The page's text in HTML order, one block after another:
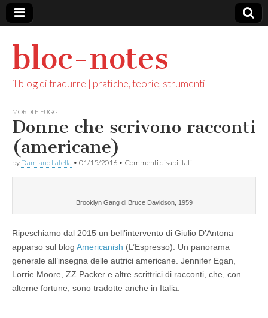
bloc-notes
il blog di tradurre | pratiche, teorie, strumenti
MORDI E FUGGI
Donne che scrivono racconti
(americane)
by Damiano Latella • 01/15/2016 • Commenti disabilitati
racconti
Brooklyn Gang di Bruce Davidson, 1959
Ripeschiamo dal 2015 un bell’intervento di Giulio D’Antona
apparso sul blog Americanish (L’Espresso). Un panorama
generale all’insegna delle autrici americane. Jennifer Egan,
Lorrie Moore, ZZ Packer e altre scrittrici di racconti, che, con
alterne fortune, sono tradotte anche in Italia.